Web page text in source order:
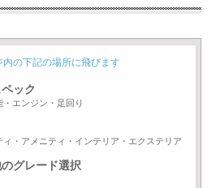
内の下記の場所に飛びます
ック
・エンジン・足回り
ィ・アメニティ・インテリア・エクステリア
グレード選択